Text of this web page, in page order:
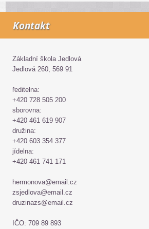
Kontakt
Základní škola Jedlová
Jedlová 260, 569 91
ředitelna:
+420 728 505 200
sborovna:
+420 461 619 907
družina:
+420 603 354 377
jídelna:
+420 461 741 171
hermonova@email.cz
zsjedlova@email.cz
druzinazs@email.cz
IČO: 709 89 893